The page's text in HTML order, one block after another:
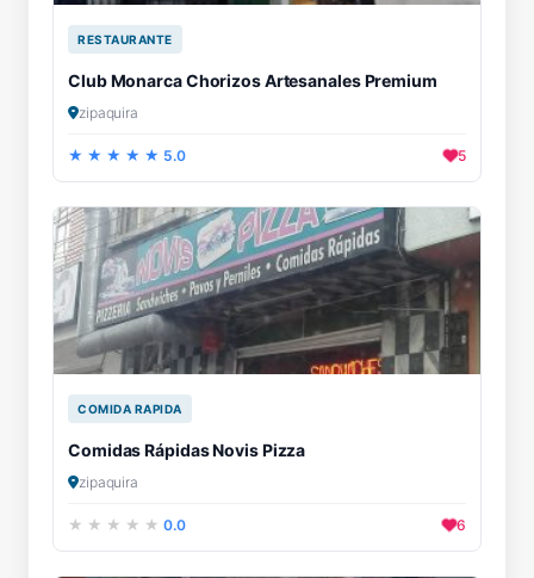
RESTAURANTE
Club Monarca Chorizos Artesanales Premium
zipaquira
5.0 5
COMIDA RAPIDA
Comidas Rápidas Novis Pizza
zipaquira
0.0 6